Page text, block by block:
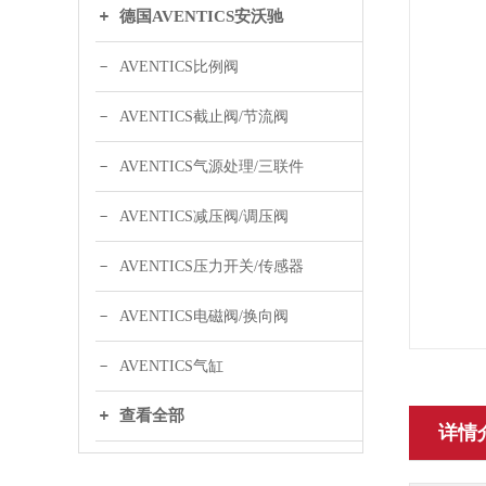
德国AVENTICS安沃驰
AVENTICS比例阀
AVENTICS截止阀/节流阀
AVENTICS气源处理/三联件
AVENTICS减压阀/调压阀
AVENTICS压力开关/传感器
AVENTICS电磁阀/换向阀
AVENTICS气缸
查看全部
详情